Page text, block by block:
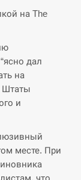
КНДР –
втрое,
на The
дал
на
Штаты
и
месте. При
что